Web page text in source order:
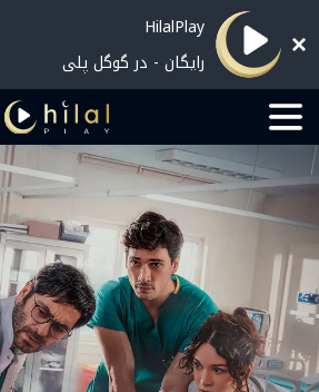
HilalPlay
رایگان - در گوگل پلی